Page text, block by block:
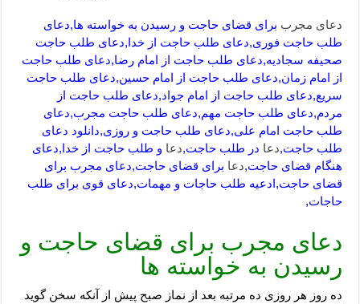
دعای مجرب برای قضای حاجت و رسیدن به خواسته ها,دعای
طلب حاجت فوری,دعای طلب حاجت از خدا,دعای طلب حاجت
صحیفه سجادیه,دعای طلب حاجت از امام رضا,دعای طلب حاجت
از امام زمان,دعای طلب حاجت از امام حسین,دعای طلب حاجت
سریع,دعای طلب حاجت از امام جواد,دعای طلب حاجت از
مردم,دعای طلب حاجت مهم,دعای طلب حاجت مجرب,دعای
طلب حاجت امام علی,دعای طلب حاجت و روزی,دانلود دعای
طلب حاجت,دعا در طلب حاجت,دعا و طلب حاجت از خدا,دعای
هنگام قضای حاجت,دعا برای قضای حاجت,دعای مجرب برای
قضای حاجت,ادعیه طلب حاجات و مهمات,دعای قوی برای طلب
حاجات,
دعای مجرب برای قضای حاجت و
رسیدن به خواسته ها
ده روز هر روزی ده مرتبه بعد از نماز صبح پیش از آنکه سخن گوید